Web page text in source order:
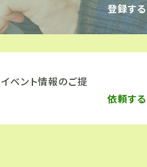
登録する
ベント情報のご提
依頼する